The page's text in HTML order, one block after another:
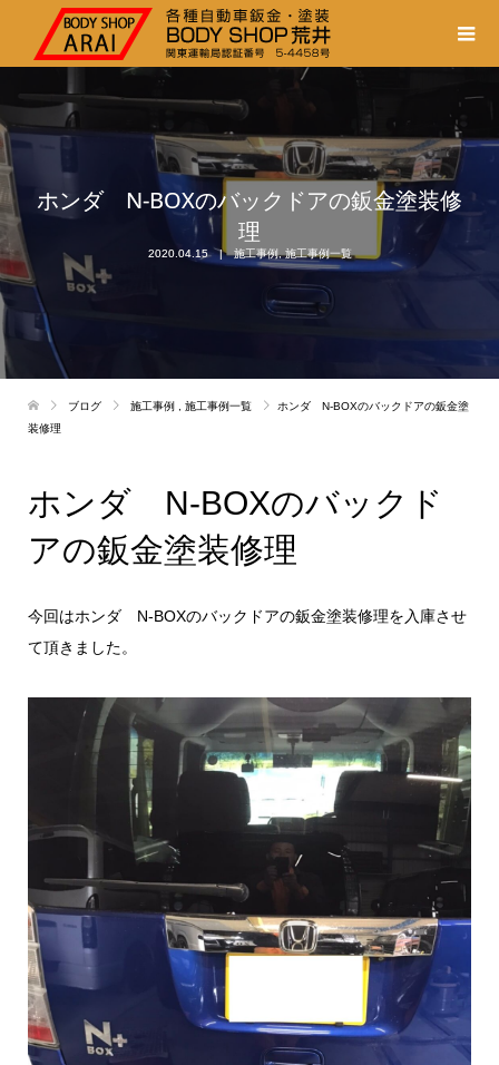
ホンダ N-BOXのバックドアの鈑金塗装修
理
2020.04.15 施工事例,施工事例一覧
ブログ 施工事例 施工事例一覧
ホンダ N-BOXのバックドアの鈑金塗
装修理
ホンダ N-BOXのバックド
アの鈑金塗装修理
今回はホンダ N-BOXのバックドアの鈑金塗装修理を入庫させ
て頂きました。